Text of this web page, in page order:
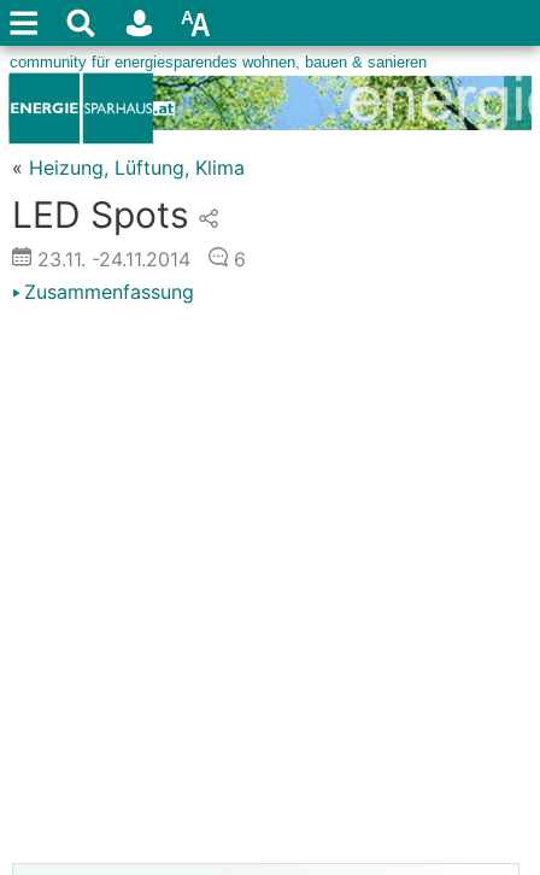
« Heizung, Lüftung, Klima
LED Spots
23.11. -24.11.2014
6
Zusammenfassung